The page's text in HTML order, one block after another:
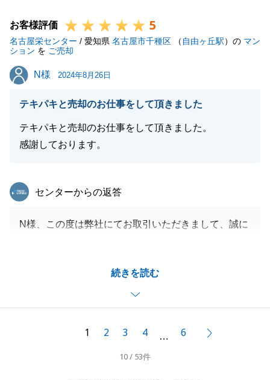
た。心から御礼申し上げます。
今後も不動産に関するお困りごと等ございましたら、
お気軽にお声掛けいただけますと幸いです。
この度は本当にありがとうございました。
閉じる
お客様評価 5
名古屋栄センター / 愛知県 名古屋市千種区 （ 自由ヶ丘駅）の マン
ション を ご売却
N様
N様 2024年8月26日
テキパキと売却のお仕事をして頂きました
テキパキと売却のお仕事をして頂きました。
感謝しております。
続きを読む
東急リバブル
センターからの返答
N様、この度は弊社にてお取引いただきまして、誠に
もご縁をお繋ぎすることができて嬉しく思います。
今後もまた何かお力になれる事がございましたら、是
非お声がけいただけますと幸いです。
1 2 3 4 … 6
10 / 53件